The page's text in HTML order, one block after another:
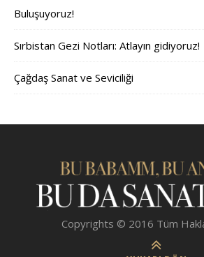
Buluşuyoruz!
Sırbistan Gezi Notları: Atlayın gidiyoruz!
Çağdaş Sanat ve Seviciliği
Copyrights © 2016 Tüm